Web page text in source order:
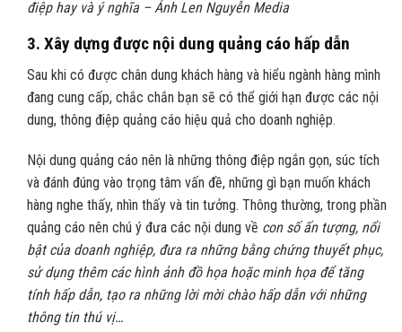
điệp hay và ý nghĩa – Ảnh Len Nguyễn Media
3. Xây dựng được nội dung quảng cáo hấp dẫn
Sau khi có được chân dung khách hàng và hiểu ngành hàng mình
đang cung cấp, chắc chắn bạn sẽ có thể giới hạn được các nội
dung, thông điệp quảng cáo hiệu quả cho doanh nghiệp.
Nội dung quảng cáo nên là những thông điệp ngắn gọn, súc tích
và đánh đúng vào trọng tâm vấn đề, những gì bạn muốn khách
hàng nghe thấy, nhìn thấy và tin tưởng. Thông thường, trong phần
quảng cáo nên chú ý đưa các nội dung về con số ấn tượng, nổi
bật của doanh nghiệp, đưa ra những bằng chứng thuyết phục,
sử dụng thêm các hình ảnh đồ họa hoặc minh họa để tăng
tính hấp dẫn, tạo ra những lời mời chào hấp dẫn với những
thông tin thú vị…